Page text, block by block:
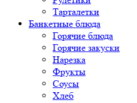
Тарталетки
Банкетные блюда
Горячие блюда
Горячие закуски
Нарезка
Фрукты
Соусы
Хлеб